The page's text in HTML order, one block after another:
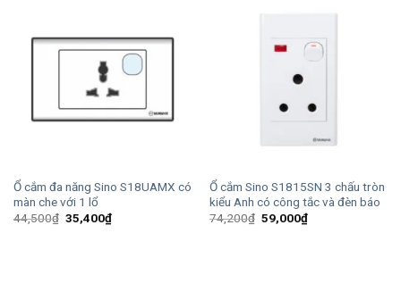
Ổ cắm đa năng Sino S18UAMX có
màn che với 1 lổ
44,500₫ Giá
gốc
35,400₫Giá
hiện
Ổ cắm Sino S1815SN 3 chấu tròn
kiểu Anh có công tắc và đèn báo
74,200₫ Giá
gốc
59,000₫Giá
hiện